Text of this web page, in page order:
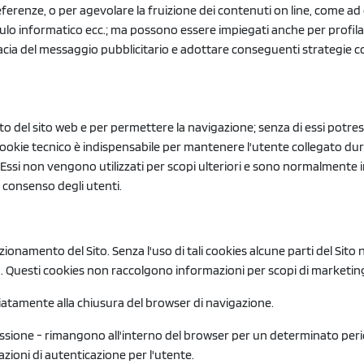
o per agevolare la fruizione dei contenuti on line, come
informatico ecc.; ma possono essere impiegati anche per
del messaggio pubblicitario e adottare conseguenti strategie
sito web e per permettere la navigazione; senza di essi
tecnico è indispensabile per mantenere l'utente collegato
Essi non vengono utilizzati per scopi ulteriori e sono
degli utenti.
del Sito. Senza l'uso di tali cookies alcune parti del
cookies non raccolgono informazioni per scopi di
alla chiusura del browser di navigazione.
- rimangono all'interno del browser per un determinato
di autenticazione per l'utente.